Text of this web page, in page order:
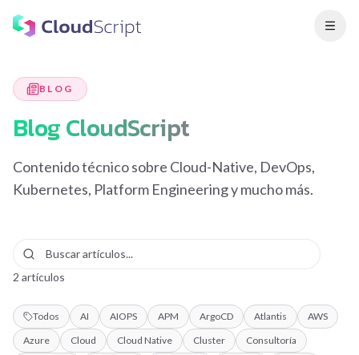
BLOG
Blog CloudScript
Contenido técnico sobre Cloud-Native, DevOps,
Kubernetes, Platform Engineering y mucho más.
2 artículos
Todos AI AIOPS APM ArgoCD Atlantis
AWS
Azure
Cloud Cloud Native Cluster
Consultoría